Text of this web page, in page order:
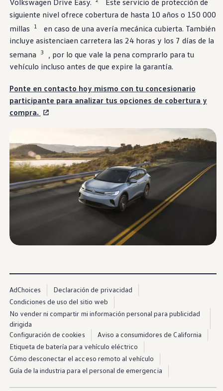
Garantía e información de mantenimiento
Servicio y mantenimiento
Calendario de mantenimiento
Asistencia en carretera
Reparación de colisiones certificada
Servicio genuino de Volkswagen
Express Service
Servicio de vehículos eléctricos
Financiamiento de servicio y piezas
Piezas y accesorios
Financiación de servicio y piezas
Cuentas y pagos
Preguntas frecuentes sobre finanzas
Financiación de servicio y piezas
Opciones de intercambio y actualización
Aplicaciones y servicios conectados
Aplicación myVW
Actualizaciones de software del vehículo
Planes y servicios conectados
Beneficios para propietarios
Beneficios de tener un EV y de recargarlo
Programa de accesibilidad para conductores
Misión y valores
Nuestra historia
Información Corporativa
Marca y comunidad
DriverGear - Ropa y equipo
Nuestra Federación de Fútbol de EE. UU.
Moldeado por el pueblo
Encuentre un concesionario de Volkswagen
Ayuda y soporte
Volkswagen Drive Easy. Este servicio de protección de
siguiente nivel ofrece cobertura de hasta 10 años o 150 000
millas
1
en caso de una avería mecánica cubierta. También
incluye asistenciaen carretera las 24 horas y los 7 días de la
semana
3 , por lo que vale la pena comprarlo para tu
vehículo incluso antes de que expire la garantía.
Ponte en contacto hoy mismo con tu concesionario
participante para analizar tus opciones de cobertura y
compra.
AdChoices
Declaración de privacidad
Condiciones de uso del sitio web
No vender ni compartir mi información personal para publicidad
dirigida
Configuración de cookies
Aviso a consumidores de California
Etiqueta de batería para vehículo eléctrico
Cómo desconectar el acceso remoto al vehículo
Guía de la industria para el personal de emergencia